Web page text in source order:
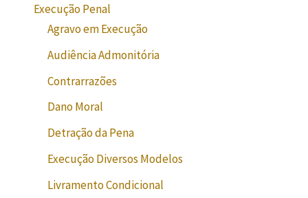
Execução Penal
Agravo em Execução
Audiência Admonitória
Contrarrazões
Dano Moral
Detração da Pena
Execução Diversos Modelos
Livramento Condicional